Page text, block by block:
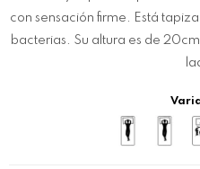
con sensación firme. Está
bacterias. Su altura es de